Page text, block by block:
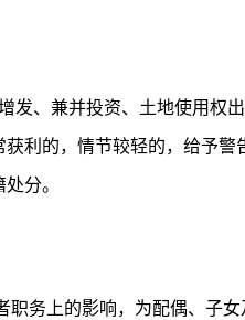
发、兼并投资、土地使用权
利的，情节较轻的，给予
分。
务上的影响，为配偶、子